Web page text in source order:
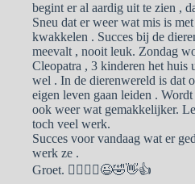
begint er al aardig uit te zien ,
Sneu dat er weer wat mis is
kwakkelen . Succes bij de
meevalt , nooit leuk. Zondag
Cleopatra , 3 kinderen het huis
wel . In de dierenwereld is dat
eigen leven gaan leiden .
ook weer wat gemakkelijker.
toch veel werk.
Succes voor vandaag wat er
werk ze .
Groet. 🙋‍♀️🙋‍♂️😉🤣👋👍